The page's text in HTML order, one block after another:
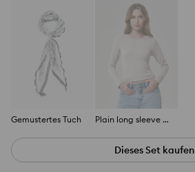
Gemustertes Tuch Plain long sleeve blouse
Dieses Set kaufen